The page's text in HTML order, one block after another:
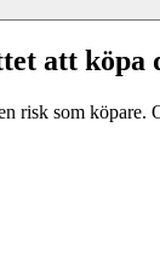
att köpa
risk som